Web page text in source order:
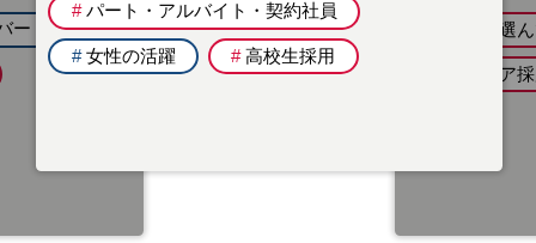
ー
#パート・アルバイト・契約社員
#女性の活躍 #高校生採用
地域を選
キャリア